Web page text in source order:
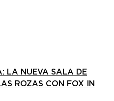
LA NUEVA SALA DE
ROZAS CON FOX IN